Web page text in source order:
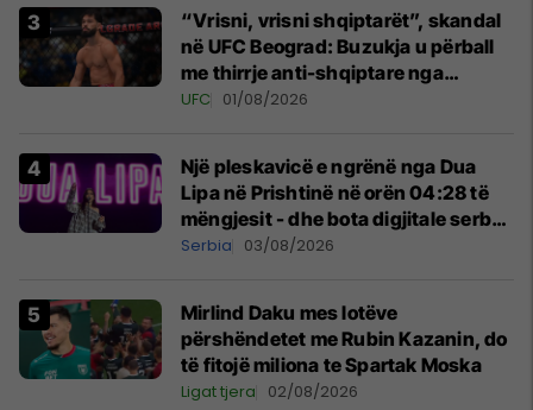
“Vrisni, vrisni shqiptarët”, skandal
në UFC Beograd: Buzukja u përball
me thirrje anti-shqiptare nga
tribunat
UFC 01/08/2026
Një pleskavicë e ngrënë nga Dua
Lipa në Prishtinë në orën 04:28 të
mëngjesit - dhe bota digjitale serbe
shpall gjendjen e luftës
Serbia 03/08/2026
Mirlind Daku mes lotëve
përshëndetet me Rubin Kazanin, do
të fitojë miliona te Spartak Moska
Ligat tjera 02/08/2026